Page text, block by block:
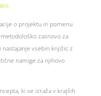
o projektu in pomenu
zasnovo za
vsebin knjižic z
namige za njihovo
ki se izraža v krajših